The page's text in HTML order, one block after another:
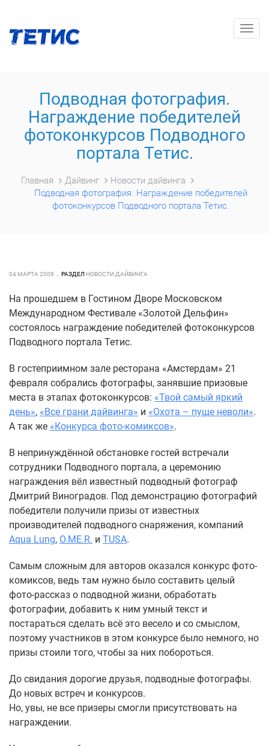
Подводная фотография.
Награждение победителей
фотоконкурсов Подводного
портала Тетис.
Главная Дайвинг
Новости дайвинга
Подводная фотография. Награждение победителей
фотоконкурсов Подводного портала Тетис.
04 МАРТА 2009 РАЗДЕЛ НОВОСТИ ДАЙВИНГА
На прошедшем в Гостином Дворе Московском
Международном Фестивале «Золотой Дельфин»
состоялось награждение победителей фотоконкурсов
Подводного портала Тетис.
В гостеприимном зале ресторана «Амстердам» 21
февраля собрались фотографы, занявшие призовые
места в этапах фотоконкурсов: «Твой самый яркий
день», «Все грани дайвинга» и «Охота – пуще неволи».
А так же «Конкурса фото-комиксов».
В непринуждённой обстановке гостей встречали
сотрудники Подводного портала, а церемонию
награждения вёл известный подводный фотограф
Дмитрий Виноградов. Под демонстрацию фотографий
победители получили призы от известных
производителей подводного снаряжения, компаний
Aqua Lung, O.ME.R. и TUSA.
Самым сложным для авторов оказался конкурс фото-
комиксов, ведь там нужно было составить целый
фото-рассказ о подводной жизни, обработать
фотографии, добавить к ним умный текст и
постараться сделать всё это весело и со смыслом,
поэтому участников в этом конкурсе было немного, но
призы стоили того, чтобы за них побороться.
До свидания дорогие друзья, подводные фотографы.
До новых встреч и конкурсов.
Но, увы, не все призеры смогли присутствовать на
награждении.